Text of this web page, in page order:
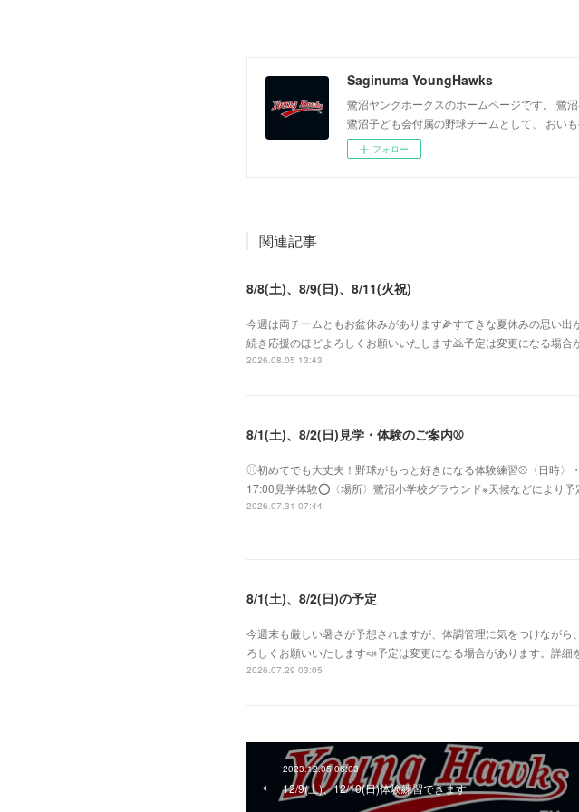
Saginuma YoungHawks
鷺沼ヤングホークスのホームページです。 鷺
鷺沼子ども会付属の野球チームとして、 おい
フォロー
関連記事
8/8(土)、8/9(日)、8/11(火祝)
今週は両チームともお盆休みがあります🌽すてきな夏休みの思い
続き応援のほどよろしくお願いいたします🙇予定は変更になる場
2026.08.05 13:43
8/1(土)、8/2(日)見学・体験のご案内⚾️
⚾︎初めてでも大丈夫！野球がもっと好きになる体験練習⚾〈日時
17:00見学体験⭕️〈場所〉鷺沼小学校グラウンド※天候などにより
2026.07.31 07:44
8/1(土)、8/2(日)の予定
今週末も厳しい暑さが予想されますが、体調管理に気をつけなが
ろしくお願いいたします📣予定は変更になる場合があります。詳
2026.07.29 03:05
2023.12.05 06:03
12/9(土)、12/10(日)体験練習できます